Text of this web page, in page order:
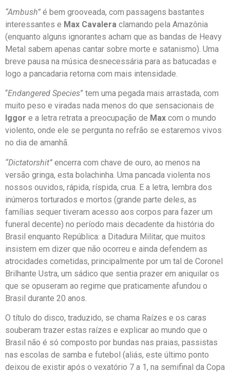
“Ambush” é bem grooveada, com passagens bastantes
interessantes e Max Cavalera clamando pela Amazônia
(enquanto alguns ignorantes acham que as bandas de Heavy
Metal sabem apenas cantar sobre morte e satanismo). Uma
breve pausa na música desnecessária para as batucadas e
logo a pancadaria retorna com mais intensidade.
“Endangered Species” tem uma pegada mais arrastada, com
muito peso e viradas nada menos do que sensacionais de
Iggor e a letra retrata a preocupação de Max com o mundo
violento, onde ele se pergunta no refrão se estaremos vivos
no dia de amanhã.
“Dictatorshit” encerra com chave de ouro, ao menos na
versão gringa, esta bolachinha. Uma pancada violenta nos
nossos ouvidos, rápida, ríspida, crua. E a letra, lembra dos
inúmeros torturados e mortos (grande parte deles, as
famílias sequer tiveram acesso aos corpos para fazer um
funeral decente) no período mais decadente da história do
Brasil enquanto República: a Ditadura Militar, que muitos
insistem em dizer que não ocorreu e ainda defendem as
atrocidades cometidas, principalmente por um tal de Coronel
Brilhante Ustra, um sádico que sentia prazer em aniquilar os
que se opuseram ao regime que praticamente afundou o
Brasil durante 20 anos.
O título do disco, traduzido, se chama Raízes e os caras
souberam trazer estas raízes e explicar ao mundo que o
Brasil não é só composto por bundas nas praias, passistas
nas escolas de samba e futebol (aliás, este último ponto
deixou de existir após o vexatório 7 a 1, na semifinal da Copa